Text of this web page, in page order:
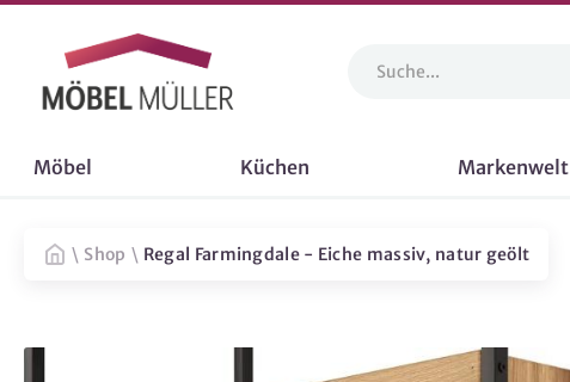
Möbel Küchen Markenwelt
\ Shop \ Regal Farmingdale - Eiche massiv, natur geölt